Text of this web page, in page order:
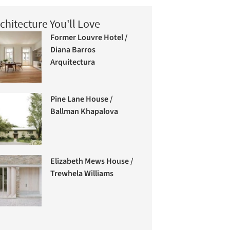
You'll Love
Former Louvre Hotel /
Diana Barros
Arquitectura
Pine Lane House /
Ballman Khapalova
Elizabeth Mews House /
Trewhela Williams